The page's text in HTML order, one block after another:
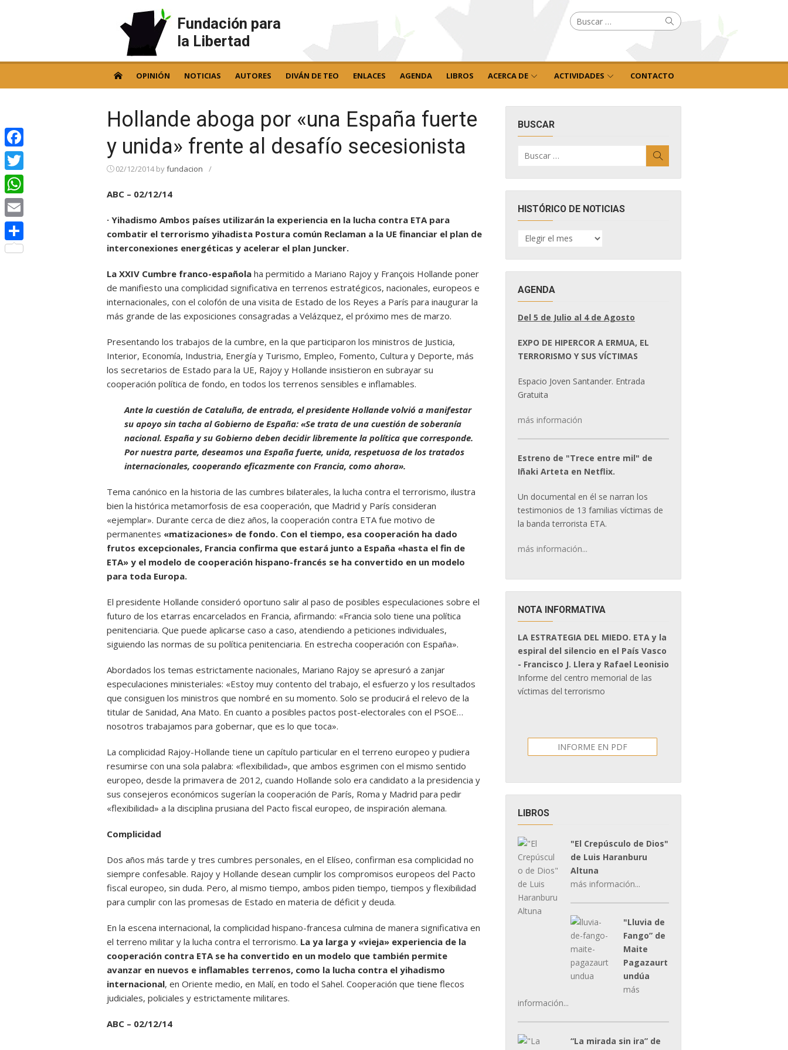
Fundación para
la Libertad
Buscar
por: Buscar
OPINIÓN NOTICIAS AUTORES DIVÁN DE TEO ENLACES AGENDA LIBROS ACERCA DE ACTIVIDADES CONTACTO
Hollande aboga por «una España fuerte
y unida» frente al desafío secesionista
02/12/2014byfundacion /
ABC – 02/12/14
· Yihadismo Ambos países utilizarán la experiencia en la lucha contra ETA para
combatir el terrorismo yihadista Postura común Reclaman a la UE financiar el plan de
interconexiones energéticas y acelerar el plan Juncker.
La XXIV Cumbre franco-española ha permitido a Mariano Rajoy y François Hollande poner
de manifiesto una complicidad significativa en terrenos estratégicos, nacionales, europeos e
internacionales, con el colofón de una visita de Estado de los Reyes a París para inaugurar la
más grande de las exposiciones consagradas a Velázquez, el próximo mes de marzo.
Presentando los trabajos de la cumbre, en la que participaron los ministros de Justicia,
Interior, Economía, Industria, Energía y Turismo, Empleo, Fomento, Cultura y Deporte, más
los secretarios de Estado para la UE, Rajoy y Hollande insistieron en subrayar su
cooperación política de fondo, en todos los terrenos sensibles e inflamables.
Ante la cuestión de Cataluña, de entrada, el presidente Hollande volvió a manifestar
su apoyo sin tacha al Gobierno de España: «Se trata de una cuestión de soberanía
nacional. España y su Gobierno deben decidir libremente la política que corresponde.
Por nuestra parte, deseamos una España fuerte, unida, respetuosa de los tratados
internacionales, cooperando eficazmente con Francia, como ahora».
Tema canónico en la historia de las cumbres bilaterales, la lucha contra el terrorismo, ilustra
bien la histórica metamorfosis de esa cooperación, que Madrid y París consideran
«ejemplar». Durante cerca de diez años, la cooperación contra ETA fue motivo de
permanentes «matizaciones» de fondo. Con el tiempo, esa cooperación ha dado
frutos excepcionales, Francia confirma que estará junto a España «hasta el fin de
ETA» y el modelo de cooperación hispano-francés se ha convertido en un modelo
para toda Europa.
El presidente Hollande consideró oportuno salir al paso de posibles especulaciones sobre el
futuro de los etarras encarcelados en Francia, afirmando: «Francia solo tiene una política
penitenciaria. Que puede aplicarse caso a caso, atendiendo a peticiones individuales,
siguiendo las normas de su política penitenciaria. En estrecha cooperación con España».
Abordados los temas estrictamente nacionales, Mariano Rajoy se apresuró a zanjar
especulaciones ministeriales: «Estoy muy contento del trabajo, el esfuerzo y los resultados
que consiguen los ministros que nombré en su momento. Solo se producirá el relevo de la
titular de Sanidad, Ana Mato. En cuanto a posibles pactos post-electorales con el PSOE…
nosotros trabajamos para gobernar, que es lo que toca».
La complicidad Rajoy-Hollande tiene un capítulo particular en el terreno europeo y pudiera
resumirse con una sola palabra: «flexibilidad», que ambos esgrimen con el mismo sentido
europeo, desde la primavera de 2012, cuando Hollande solo era candidato a la presidencia y
sus consejeros económicos sugerían la cooperación de París, Roma y Madrid para pedir
«flexibilidad» a la disciplina prusiana del Pacto fiscal europeo, de inspiración alemana.
Complicidad
Dos años más tarde y tres cumbres personales, en el Elíseo, confirman esa complicidad no
siempre confesable. Rajoy y Hollande desean cumplir los compromisos europeos del Pacto
fiscal europeo, sin duda. Pero, al mismo tiempo, ambos piden tiempo, tiempos y flexibilidad
para cumplir con las promesas de Estado en materia de déficit y deuda.
En la escena internacional, la complicidad hispano-francesa culmina de manera significativa en
el terreno militar y la lucha contra el terrorismo. La ya larga y «vieja» experiencia de la
cooperación contra ETA se ha convertido en un modelo que también permite
avanzar en nuevos e inflamables terrenos, como la lucha contra el yihadismo
internacional, en Oriente medio, en Malí, en todo el Sahel. Cooperación que tiene flecos
judiciales, policiales y estrictamente militares.
ABC – 02/12/14
BUSCAR
por:
HISTÓRICO DE NOTICIAS
HISTÓRICO
DE
AGENDA
Del 5 de Julio al 4 de Agosto
EXPO DE HIPERCOR A ERMUA, EL
TERRORISMO Y SUS VÍCTIMAS
Espacio Joven Santander. Entrada
Gratuita
más información
Estreno de "Trece entre mil" de
Iñaki Arteta en Netflix.
Un documental en él se narran los
testimonios de 13 familias víctimas de
la banda terrorista ETA.
más información...
NOTA INFORMATIVA
LA ESTRATEGIA DEL MIEDO. ETA y la
espiral del silencio en el País Vasco
- Francisco J. Llera y Rafael Leonisio
Informe del centro memorial de las
víctimas del terrorismo
INFORME EN PDF
LIBROS
"El Crepúsculo de Dios"
de Luis Haranburu
Altuna
más información...
"Lluvia de
Fango” de
Maite
Pagazaurt
undúa
más
información...
“La mirada sin ira” de
Facebook
Twitter
WhatsApp
Email
Compartir